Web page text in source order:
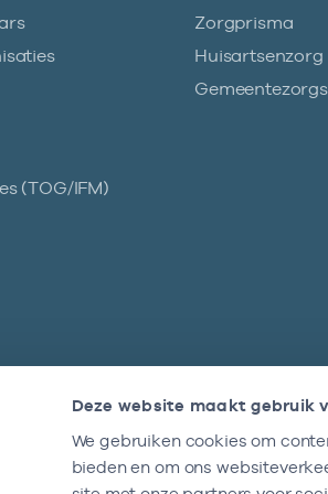
Deze website maakt gebruik
We gebruiken cookies om
bieden en om ons
(TOG/IFM)
Zorgprisma
Huisartsenzorg
bereikbaar tussen